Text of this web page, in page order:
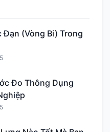
Đạn (Vòng Bi) Trong
Đo Thông Dụng